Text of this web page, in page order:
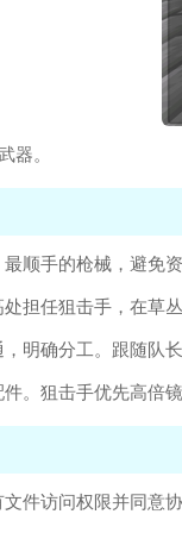
器。
顺手的枪械，避免
担任狙击手，在草
明确分工。跟随队
。狙击手优先高倍
件访问权限并同意